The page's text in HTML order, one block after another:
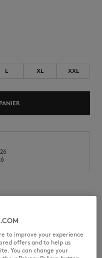
L XL XXL
et à la taille
to improve your experience
offers and to help us
You can change your